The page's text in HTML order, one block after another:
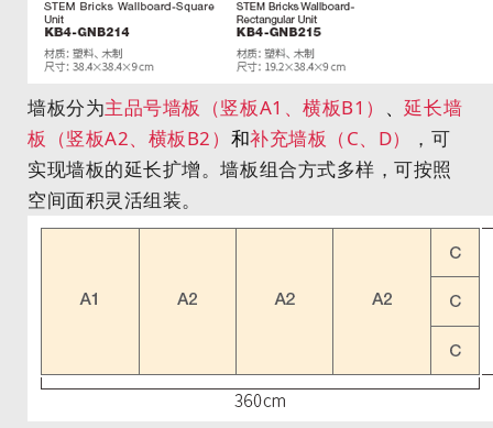
墙板分为主品号墙板（竖板A1、横板B1） 、延长墙
板（竖板A2、横板B2） 和补充墙板（C、D）
，可
实现墙板的延长扩增。墙板组合方式多样，可按照
空间面积灵活组装。